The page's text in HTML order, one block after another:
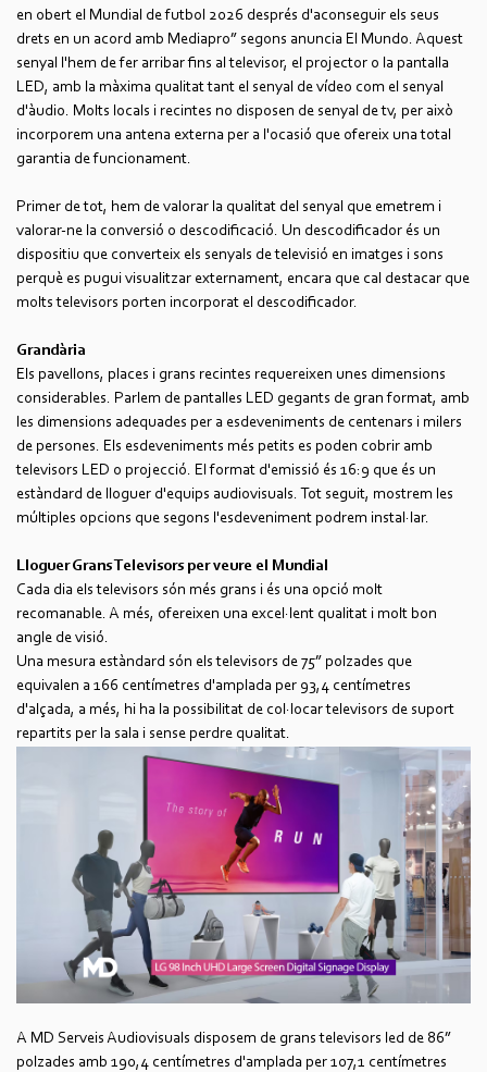
en obert el Mundial de futbol 2026 després d'aconseguir els seus
drets en un acord amb Mediapro” segons anuncia El Mundo. Aquest
senyal l'hem de fer arribar fins al televisor, el projector o la pantalla
LED, amb la màxima qualitat tant el senyal de vídeo com el senyal
d'àudio. Molts locals i recintes no disposen de senyal de tv, per això
incorporem una antena externa per a l'ocasió que ofereix una total
garantia de funcionament.
Primer de tot, hem de valorar la qualitat del senyal que emetrem i
valorar-ne la conversió o descodificació. Un descodificador és un
dispositiu que converteix els senyals de televisió en imatges i sons
perquè es pugui visualitzar externament, encara que cal destacar que
molts televisors porten incorporat el descodificador.
Grandària
Els pavellons, places i grans recintes requereixen unes dimensions
considerables. Parlem de pantalles LED gegants de gran format, amb
les dimensions adequades per a esdeveniments de centenars i milers
de persones. Els esdeveniments més petits es poden cobrir amb
televisors LED o projecció. El format d'emissió és 16:9 que és un
estàndard de lloguer d'equips audiovisuals. Tot seguit, mostrem les
múltiples opcions que segons l'esdeveniment podrem instal·lar.
Lloguer Grans Televisors per veure el Mundial
Cada dia els televisors són més grans i és una opció molt
recomanable. A més, ofereixen una excel·lent qualitat i molt bon
angle de visió.
Una mesura estàndard són els televisors de 75” polzades que
equivalen a 166 centímetres d'amplada per 93,4 centímetres
d'alçada, a més, hi ha la possibilitat de col·locar televisors de suport
repartits per la sala i sense perdre qualitat.
A MD Serveis Audiovisuals disposem de grans televisors led de 86”
polzades amb 190,4 centímetres d'amplada per 107,1 centímetres